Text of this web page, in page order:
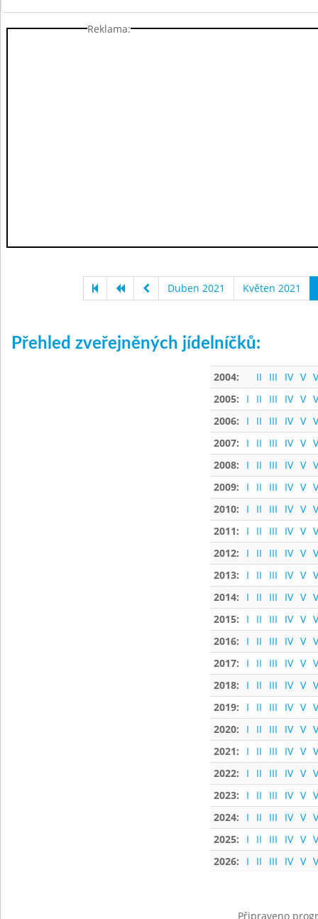
Reklama:
Duben 2021 Květen 2021
Přehled zveřejněných jídelníčků:
2004: II III IV V
2005:
I II III IV V
2006:
I II III IV V
2007:
I II III IV V
2008:
I II III IV V
2009:
I II III IV V
2010:
I II III IV V
2011:
I II III IV V
2012:
I II III IV V
2013:
I II III IV V
2014:
I II III IV V
2015:
I II III IV V
2016:
I II III IV V
2017:
I II III IV V
2018:
I II III IV V
2019:
I II III IV V
2020:
I II III IV V
2021:
I II III IV V
2022:
I II III IV V
2023:
I II III IV V
2024:
I II III IV V
2025:
I II III IV V
2026:
I II III IV V
Připraveno